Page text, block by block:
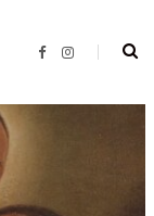
F
b
I
a